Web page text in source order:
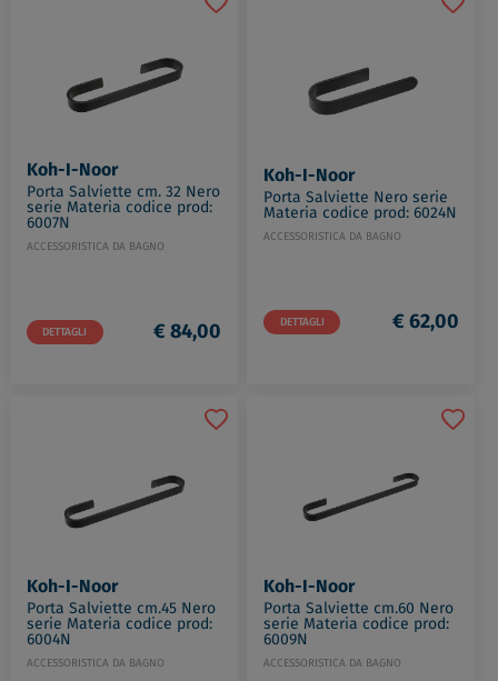
Koh-I-Noor
Porta Salviette cm. 32 Nero
serie Materia codice prod:
6007N
ACCESSORISTICA DA BAGNO
DETTAGLI € 84,00
Koh-I-Noor
Porta Salviette Nero serie
Materia codice prod: 6024N
ACCESSORISTICA DA BAGNO
DETTAGLI € 62,00
Koh-I-Noor
Porta Salviette cm.45 Nero
serie Materia codice prod:
6004N
ACCESSORISTICA DA BAGNO
Koh-I-Noor
Porta Salviette cm.60 Nero
serie Materia codice prod:
6009N
ACCESSORISTICA DA BAGNO